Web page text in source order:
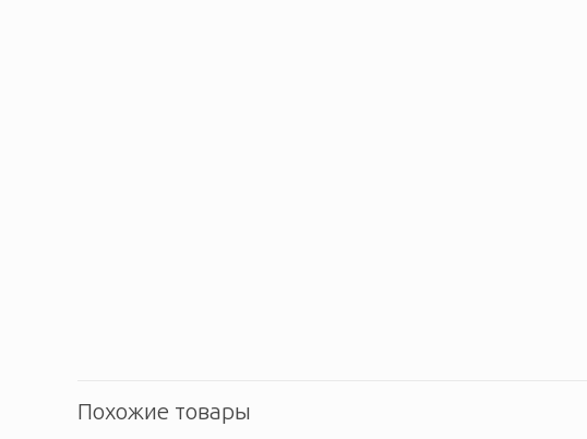
Похожие товары